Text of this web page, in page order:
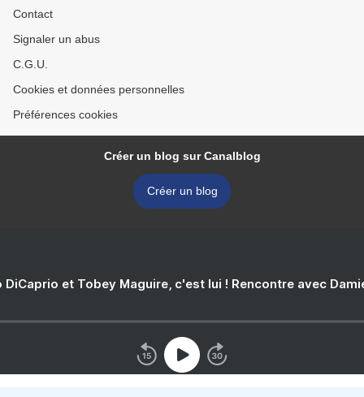
Contact
Signaler un abus
C.G.U.
Cookies et données personnelles
Préférences cookies
Créer un blog sur Canalblog
Créer un blog
DiCaprio et Tobey Maguire, c'est lui ! Rencontre avec